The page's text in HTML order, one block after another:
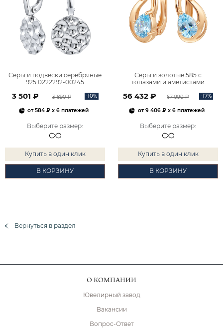
Серьги подвески серебряные
925 0222292-00245
3 501 ₽ 3 890 ₽ -10%
от584 ₽ x 6 платежей
Выберите размер:
Купить в один клик
В КОРЗИНУ
Серьги золотые 585 с
топазами и аметистами
56 432 ₽ 67 990 ₽ -17%
от9 406 ₽x 6 платежей
Выберите размер:
Купить в один клик
В КОРЗИНУ
Вернуться в раздел
О КОМПАНИИ
Ювелирный завод
Вакансии
Вопрос-Ответ